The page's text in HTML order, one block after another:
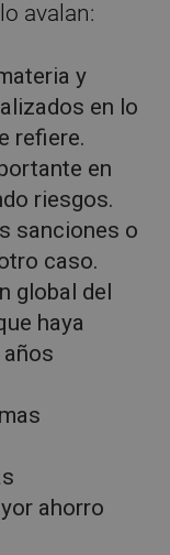
avalan:
y
en lo
refiere.
en
riesgos.
sanciones o
caso.
global del
haya
ahorro